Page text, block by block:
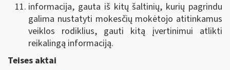
informacija, gauta iš kitų šaltinių, kurių pagrindu
galima nustatyti mokesčių mokėtojo atitinkamus
veiklos rodiklius, gauti kitą įvertinimui atlikti
reikalingą informaciją.
Teises aktai